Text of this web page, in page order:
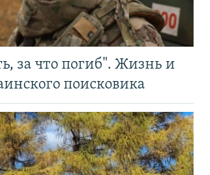
за что погиб". Жизнь и
поисковика